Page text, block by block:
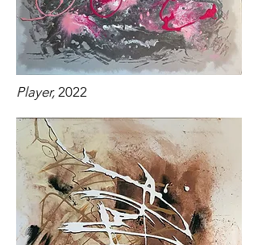
Player, 2022